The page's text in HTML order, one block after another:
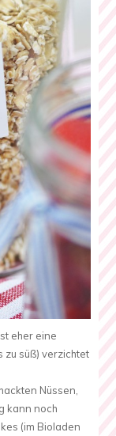
eher eine
zu süß) verzichtet
Nüssen,
kann noch
(im Bioladen